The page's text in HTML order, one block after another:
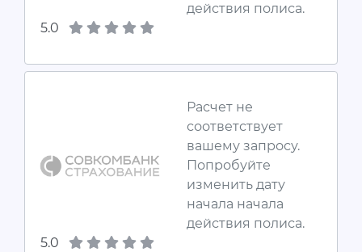
действия полиса.
5.0
Расчет не
соответствует
вашему запросу.
Попробуйте
изменить дату
начала начала
действия полиса.
5.0